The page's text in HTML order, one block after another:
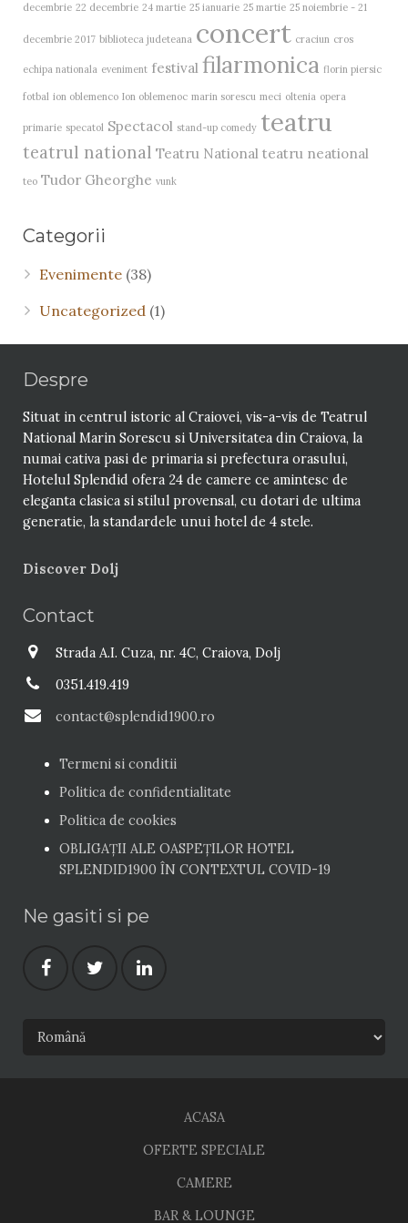
decembrie 22 decembrie 24 martie 25 ianuarie 25 martie 25 noiembrie - 21
decembrie 2017 biblioteca judeteana concert craciun cros
echipa nationala eveniment festival filarmonica florin piersic
fotbal ion oblemenco Ion oblemenoc marin sorescu meci oltenia opera
primarie specatol Spectacol stand-up comedy teatru
teatrul national Teatru National teatru neational
teo Tudor Gheorghe vunk
Categorii
Evenimente (38)
Uncategorized (1)
Despre
Situat in centrul istoric al Craiovei, vis-a-vis de Teatrul
National Marin Sorescu si Universitatea din Craiova, la
numai cativa pasi de primaria si prefectura orasului,
Hotelul Splendid ofera 24 de camere ce amintesc de
eleganta clasica si stilul provensal, cu dotari de ultima
generatie, la standardele unui hotel de 4 stele.
Discover Dolj
Contact
Strada A.I. Cuza, nr. 4C, Craiova, Dolj
0351.419.419
contact@splendid1900.ro
Termeni si conditii
Politica de confidentialitate
Politica de cookies
OBLIGAȚII ALE OASPEŢILOR HOTEL
SPLENDID1900 ÎN CONTEXTUL COVID-19
Ne gasiti si pe
ACASA
OFERTE SPECIALE
CAMERE
BAR & LOUNGE